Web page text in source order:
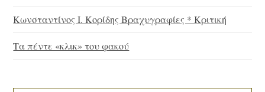
Κωνσταντίνος Ι. Κορίδης Βραχυγραφίες * Κριτική
Τα πέντε «κλικ» του φακού